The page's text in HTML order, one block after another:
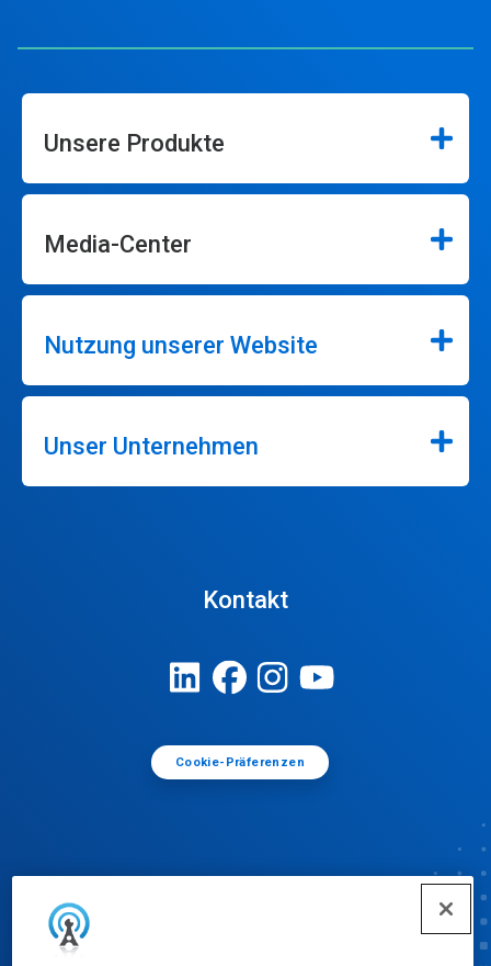
Unsere Produkte
Media-Center
Nutzung unserer Website
Unser Unternehmen
Kontakt
Cookie-Präferenzen